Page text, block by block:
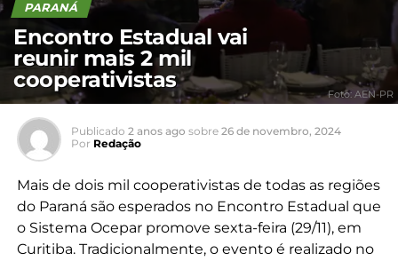
PARANÁ
Encontro Estadual vai
reunir mais 2 mil
cooperativistas
Foto: AEN-PR
Publicado 2 anos ago sobre 26 de novembro, 2024
Por Redação
Mais de dois mil cooperativistas de todas as regiões
do Paraná são esperados no Encontro Estadual que
o Sistema Ocepar promove sexta-feira (29/11), em
Curitiba. Tradicionalmente, o evento é realizado no